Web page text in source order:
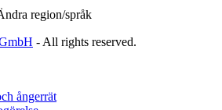
region/språk
- All rights reserved.
ångerrät